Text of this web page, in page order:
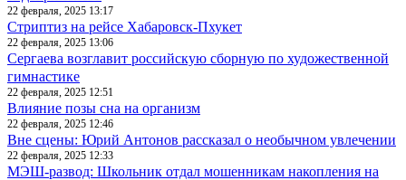
22 февраля, 2025 13:17
Стриптиз на рейсе Хабаровск-Пхукет
22 февраля, 2025 13:06
Сергаева возглавит российскую сборную по художественной
гимнастике
22 февраля, 2025 12:51
Влияние позы сна на организм
22 февраля, 2025 12:46
Вне сцены: Юрий Антонов рассказал о необычном увлечении
22 февраля, 2025 12:33
МЭШ-развод: Школьник отдал мошенникам накопления на